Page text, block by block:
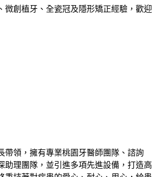
微創植牙、全瓷冠及隱形矯正經驗，歡迎
帶領，擁有專業桃園牙醫師團隊、諮詢
助理團隊，並引進多項先進設備，打造高